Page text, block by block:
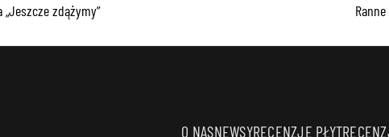
zdążymy”
O NASNEWSYRECENZJE PŁYT